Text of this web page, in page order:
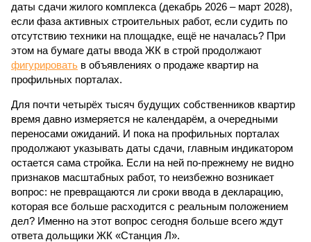
даты сдачи жилого комплекса (декабрь 2026 – март 2028),
если фаза активных строительных работ, если судить по
отсутствию техники на площадке, ещё не началась? При
этом на бумаге даты ввода ЖК в строй продолжают
фигурировать в объявлениях о продаже квартир на
профильных порталах.
Для почти четырёх тысяч будущих собственников квартир
время давно измеряется не календарём, а очередными
переносами ожиданий. И пока на профильных порталах
продолжают указывать даты сдачи, главным индикатором
остается сама стройка. Если на ней по-прежнему не видно
признаков масштабных работ, то неизбежно возникает
вопрос: не превращаются ли сроки ввода в декларацию,
которая все больше расходится с реальным положением
дел? Именно на этот вопрос сегодня больше всего ждут
ответа дольщики ЖК «Станция Л».